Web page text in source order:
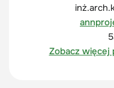
Zobacz więcej